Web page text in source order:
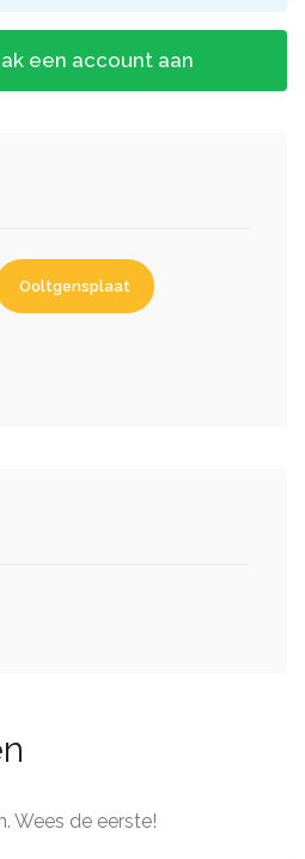
een account aan
Ooltgensplaat
Wees de eerste!